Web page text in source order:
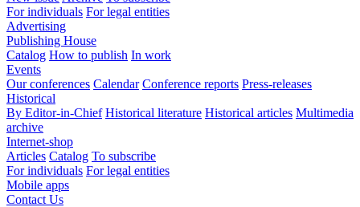
For individuals For legal entities
Advertising
Publishing House
Catalog How to publish In work
Events
Our conferences Calendar Conference reports Press-releases
Historical
By Editor-in-Chief Historical literature Historical articles Multimedia
archive
Internet-shop
Articles Catalog To subscribe
For individuals For legal entities
Mobile apps
Contact Us